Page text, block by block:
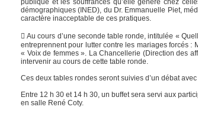
publique et les souffrances qu’elle génère chez
démographiques (INED), du Dr. Emmanuelle Piet,
caractère inacceptable de ces pratiques.
 Au cours d’une seconde table ronde, intitulée «
entreprennent pour lutter contre les mariages forcés
« Voix de femmes ». La Chancellerie (Direction des
intervenir au cours de cette table ronde.
Ces deux tables rondes seront suivies d’un débat
Entre 12 h 30 et 14 h 30, un buffet sera servi aux
en salle René Coty.